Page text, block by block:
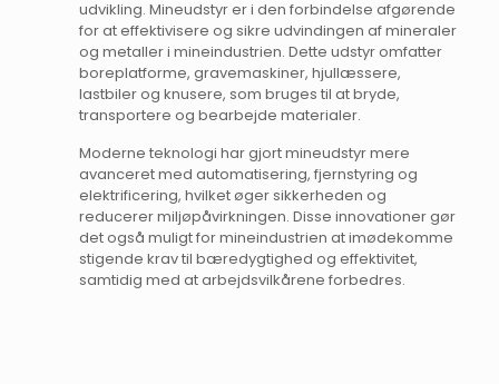
udvikling. Mineudstyr er i den forbindelse afgørende
for at effektivisere og sikre udvindingen af mineraler
og metaller i mineindustrien. Dette udstyr omfatter
boreplatforme, gravemaskiner, hjullæssere,
lastbiler og knusere, som bruges til at bryde,
transportere og bearbejde materialer.
Moderne teknologi har gjort mineudstyr mere
avanceret med automatisering, fjernstyring og
elektrificering, hvilket øger sikkerheden og
reducerer miljøpåvirkningen. Disse innovationer gør
det også muligt for mineindustrien at imødekomme
stigende krav til bæredygtighed og effektivitet,
samtidig med at arbejdsvilkårene forbedres.